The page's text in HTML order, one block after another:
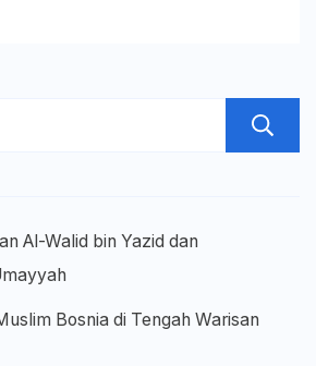
Al-Walid bin Yazid dan
Bosnia di Tengah Warisan